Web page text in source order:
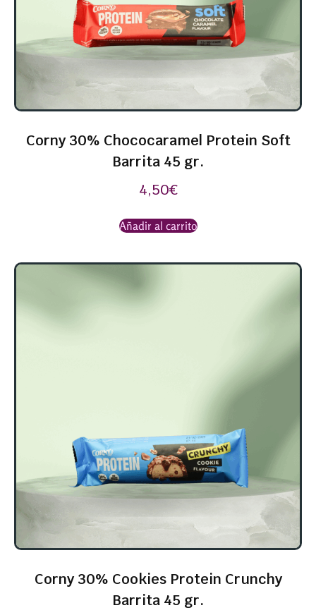
Corny 30% Chococaramel Protein Soft
Barrita 45 gr.
4,50€
Añadir al carrito
Corny 30% Cookies Protein Crunchy
Barrita 45 gr.